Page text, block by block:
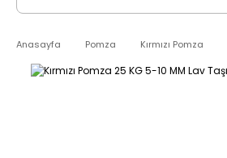
Anasayfa Pomza Kırmızı Pomza